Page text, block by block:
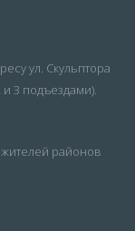
ул. Скульптора
3 подъездами).
районов